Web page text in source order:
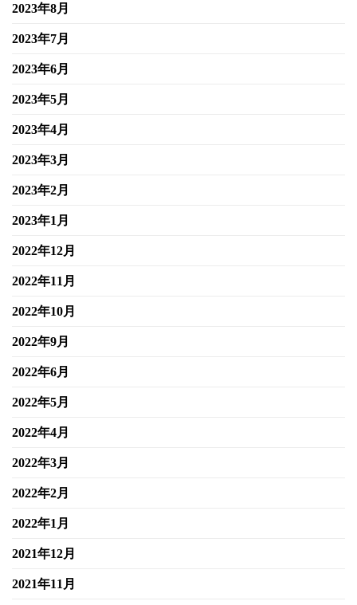
2023年8月
2023年7月
2023年6月
2023年5月
2023年4月
2023年3月
2023年2月
2023年1月
2022年12月
2022年11月
2022年10月
2022年9月
2022年6月
2022年5月
2022年4月
2022年3月
2022年2月
2022年1月
2021年12月
2021年11月